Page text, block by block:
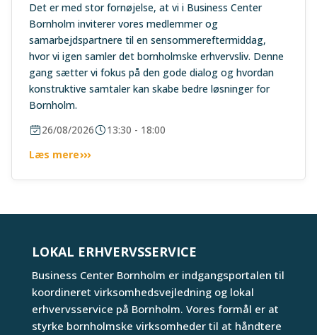
Det er med stor fornøjelse, at vi i Business Center
Bornholm inviterer vores medlemmer og
samarbejdspartnere til en sensommereftermiddag,
hvor vi igen samler det bornholmske erhvervsliv. Denne
gang sætter vi fokus på den gode dialog og hvordan
konstruktive samtaler kan skabe bedre løsninger for
Bornholm.
26/08/2026
13:30 - 18:00
Læs mere
LOKAL ERHVERVSSERVICE
Business Center Bornholm er indgangsportalen til
koordineret virksomhedsvejledning og lokal
erhvervsservice på Bornholm. Vores formål er at
styrke bornholmske virksomheder til at håndtere